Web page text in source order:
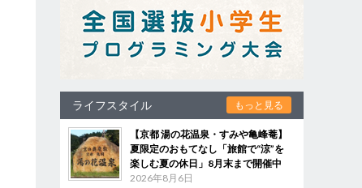
ライフスタイル もっと見る
【京都 湯の花温泉・すみや亀峰菴】
夏限定のおもてなし「旅館で“涼”を
楽しむ夏の休日」8月末まで開催中
2026年8月6日